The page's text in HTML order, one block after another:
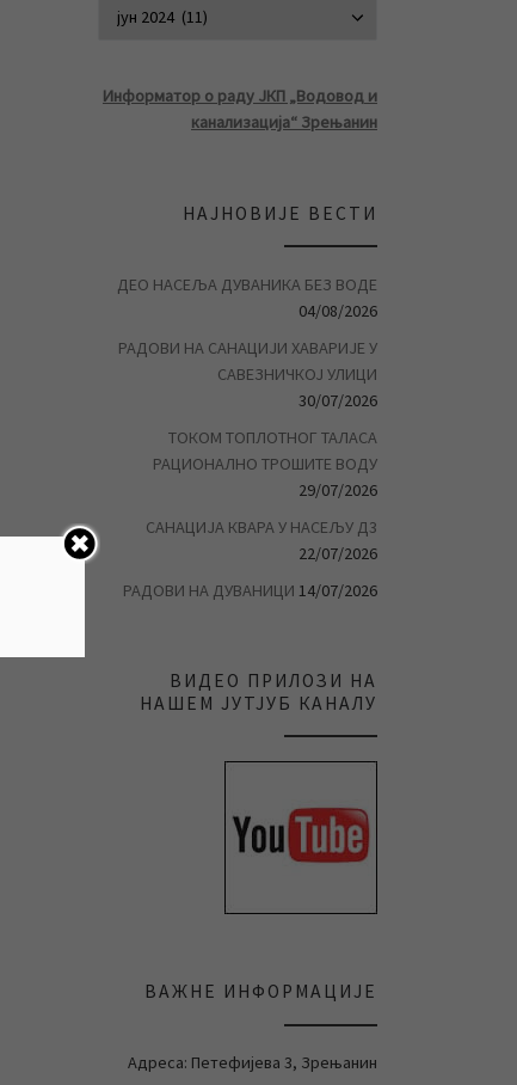
Информатор о раду ЈКП „Водовод и
канализација“ Зрењанин
НАЈНОВИЈЕ ВЕСТИ
ДЕО НАСЕЉА ДУВАНИКА БЕЗ ВОДЕ
04/08/2026
РАДОВИ НА САНАЦИЈИ ХАВАРИЈЕ У
САВЕЗНИЧКОЈ УЛИЦИ
30/07/2026
ТОКОМ ТОПЛОТНОГ ТАЛАСА
РАЦИОНАЛНО ТРОШИТЕ ВОДУ
29/07/2026
САНАЦИЈА КВАРА У НАСЕЉУ Д3
22/07/2026
РАДОВИ НА ДУВАНИЦИ 14/07/2026
ВИДЕО ПРИЛОЗИ НА
НАШЕМ ЈУТЈУБ КАНАЛУ
ВАЖНЕ ИНФОРМАЦИЈЕ
Адреса: Петефијева 3, Зрењанин